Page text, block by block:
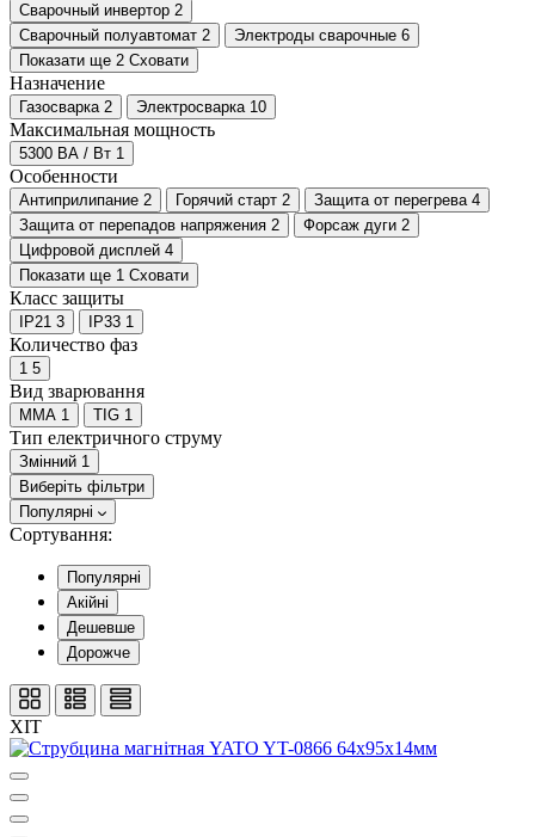
Сварочный инвертор 2
Сварочный полуавтомат 2 Электроды сварочные 6
Показати ще 2 Сховати
Назначение
Газосварка 2 Электросварка 10
Максимальная мощность
5300 ВА / Вт 1
Особенности
Антиприлипание 2 Горячий старт 2 Защита от перегрева 4
Защита от перепадов напряжения 2 Форсаж дуги 2
Цифровой дисплей 4
Показати ще 1 Сховати
Класс защиты
IP21 3 IP33 1
Количество фаз
1 5
Вид зварювання
MMA 1 TIG 1
Тип електричного струму
Змінний 1
Виберіть фільтри
Популярні
Сортування:
Популярні
Акійні
Дешевше
Дорожче
ХІТ